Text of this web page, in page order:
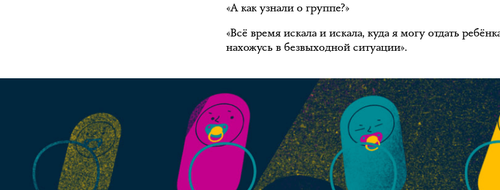
«А как узнали о группе?»
«Всё время искала и искала, куда я могу отдать
нахожусь в безвыходной ситуации».